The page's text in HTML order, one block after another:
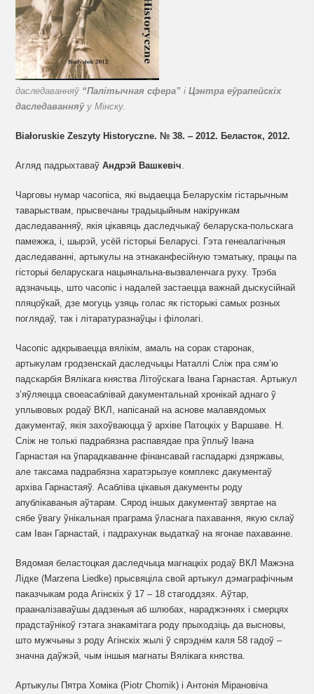
даследаванняў “Палітычная сфера” іЦэнтра еўрапейскіх
даследаванняўу Мінску.
Białoruskie Zeszyty Historyczne. № 38. ‒ 2012.Беласток, 2012.
Агляд падрыхтаваўАндрэй Вашкевіч
Чарговы нумар часопіса, які выдаецца Беларускім гістарычным
таварыствам, прысвечаны традыцыйным накірункам
даследаванняў, якія цікавяць даследчыкаў беларуска-польскага
памежжа, і, шырэй, усёй гісторыі Беларусі. Гэта генеалагічныя
даследаванні, артыкулы на этнаканфесійную тэматыку, працы па
гісторыі беларускага нацыянальна-вызваленчага руху. Трэба
адзначыць, што часопіс і надалей застаецца важнай дыскусійнай
пляцоўкай, дзе могуць узяць голас як гісторыкі самых розных
поглядаў, так і літаратуразнаўцы і філолагі.
Часопіс адкрываецца вялікім, амаль на сорак старонак,
артыкулам гродзенскай даследчыцы Наталлі Сліж пра сям’ю
падскарбія Вялікага княства Літоўскага Івана Гарнастая. Артыкул
з’яўляецца своеасаблівай дакументальнай хронікай аднаго ў
уплывовых родаў ВКЛ, напісанай на аснове малавядомых
дакументаў, якія захоўваюцца ў архіве Патоцкіх у Варшаве. Н.
Сліж не толькі падрабязна распавядае пра ўплыў Івана
Гарнастая на ўпарадкаванне фінансавай гаспадаркі дзяржавы,
але таксама падрабязна харатэрызуе комплекс дакументаў
архіва Гарнастаяў. Асабліва цікавыя дакументы роду
апублікаваныя аўтарам. Сярод іншых дакументаў звяртае на
сябе ўвагу ўнікальная праграма ўласнага пахавання, якую склаў
сам Іван Гарнастай, і падрахунак выдаткаў на ягонае пахаванне.
Вядомая беластоцкая даследчыца магнацкіх родаў ВКЛ Мажэна
Лідке (Marzena Liedke) прысвяціла свой артыкул дэмаграфічным
паказчыкам рода Агінскіх ў 17 – 18 стагоддзях. Аўтар,
прааналізаваўшы дадзеныя аб шлюбах, нараджэннях і смерцях
прадстаўнікоў гэтага знакамітага роду прыходзіць да высновы,
што мужчыны з роду Агінскіх жылі ў сярэднім каля 58 гадоў –
значна даўжэй, чым іншыя магнаты Вялікага княства.
Артыкулы Пятра Хоміка (Piotr Chomik) і Антонія Мірановіча